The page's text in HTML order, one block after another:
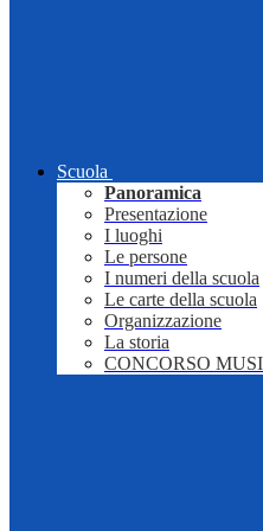
Scuola
Panoramica
Presentazione
I luoghi
Le persone
I numeri della scuola
Le carte della scuola
Organizzazione
La storia
CONCORSO